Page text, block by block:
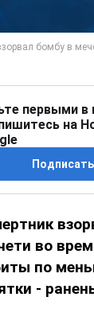
первыми в
на
во
по
-